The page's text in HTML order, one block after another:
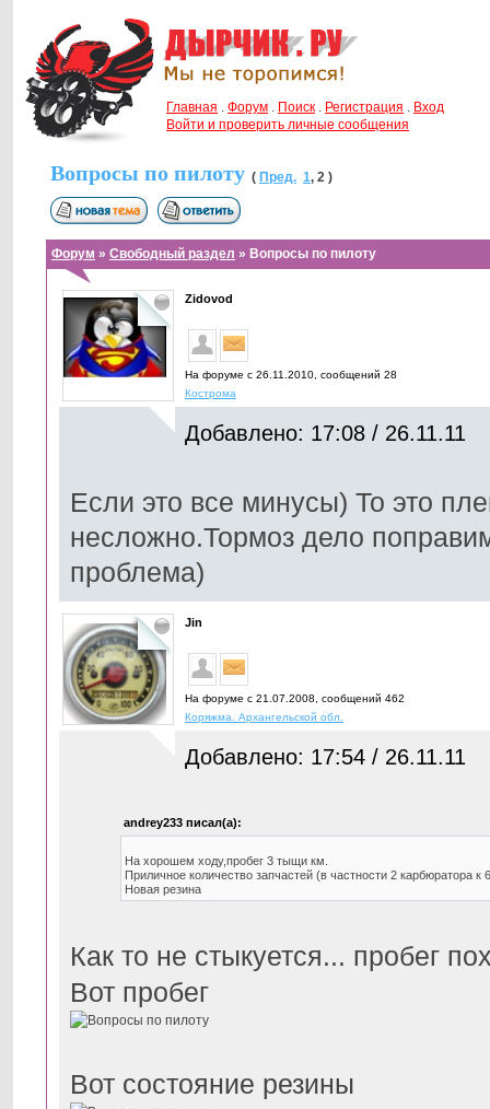
Главная . Форум . Поиск . Регистрация . Вход
Войти и проверить личные сообщения
Вопросы по пилоту ( Пред. 1, 2 )
Форум » Свободный раздел » Вопросы по пилоту
Zidovod
На форуме с 26.11.2010, cообщений 28
Кострома
Добавлено: 17:08 / 26.11.11
Если это все минусы) То это
несложно.Тормоз дело
проблема)
Jin
На форуме с 21.07.2008, cообщений 462
Коряжма. Архангельской обл.
Добавлено: 17:54 / 26.11.11
andrey233 писал(а):
На хорошем ходу,пробег 3 тыщи км.
Приличное количество запчастей (в частности 2 карбюратора
Новая резина
Как то не стыкуется... пробег
Вот пробег
Вот состояние резины